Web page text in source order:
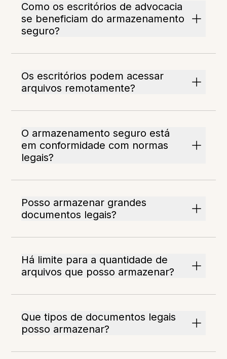
Como os escritórios de advocacia
se beneficiam do armazenamento
seguro?
Os escritórios podem acessar
arquivos remotamente?
O armazenamento seguro está
em conformidade com normas
legais?
Posso armazenar grandes
documentos legais?
Há limite para a quantidade de
arquivos que posso armazenar?
Que tipos de documentos legais
posso armazenar?